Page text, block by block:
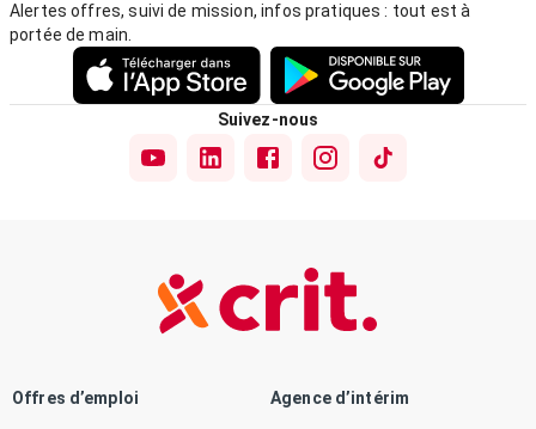
Alertes offres, suivi de mission, infos pratiques : tout est à
portée de main.
Suivez-nous
Offres d’emploi Agence d’intérim